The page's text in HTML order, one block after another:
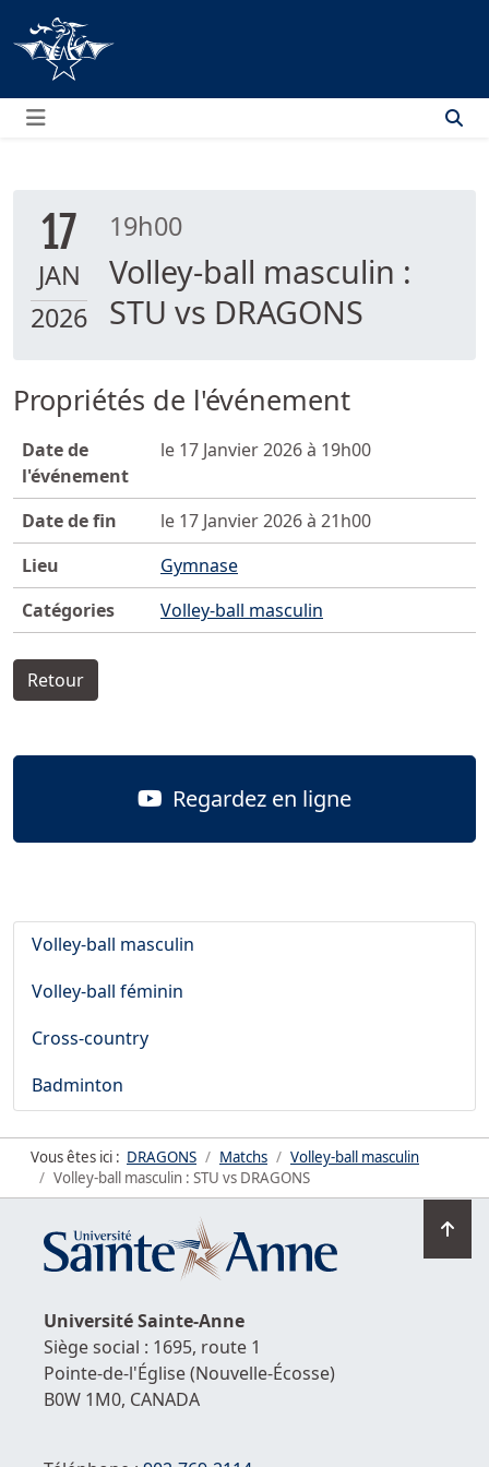
Menu
17
JAN
2026
19h00
Volley-ball masculin :
STU vs DRAGONS
Propriétés de l'événement
Date de
l'événement
le 17 Janvier 2026 à 19h00
Date de fin
le 17 Janvier 2026 à 21h00
Lieu
Gymnase
Catégories
Volley-ball masculin
Retour
Regardez en ligne
Volley-ball masculin
Volley-ball féminin
Cross-country
Badminton
Vous êtes ici : DRAGONS Matchs
Volley-ball masculin
Volley-ball masculin : STU vs DRAGONS
en
UniversitéSainte-Anne
Siège social : 1695, route 1
Pointe-de-l'Église(Nouvelle-Écosse)
B0W 1M0, CANADA